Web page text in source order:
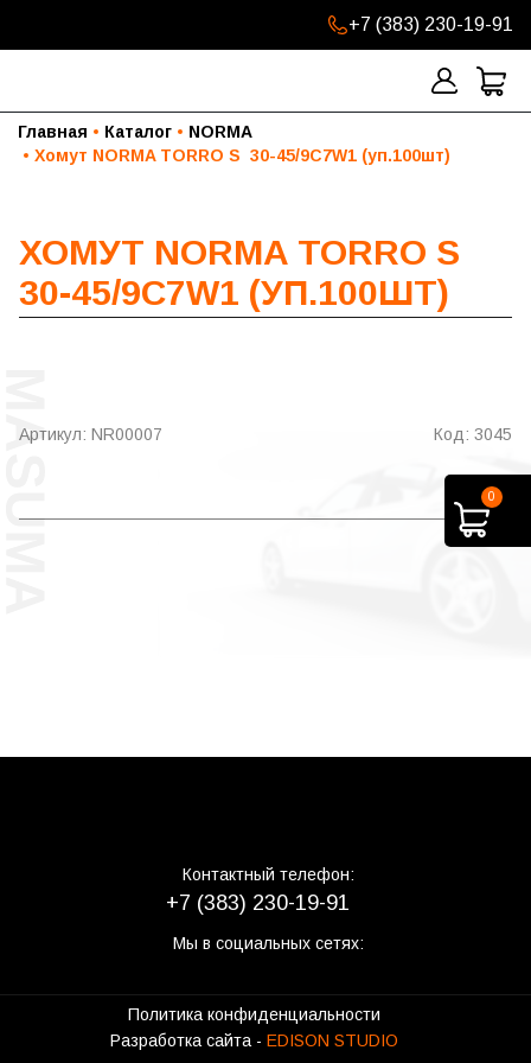
+7 (383) 230-19-91
Главная Каталог
NORMA
Хомут NORMA TORRO S  30-45/9C7W1 (уп.100шт)
ХОМУТ NORMA TORRO S
30-45/9C7W1 (УП.100ШТ)
Артикул: NR00007 Код: 3045
Мы в социальных сетях:
Контактный телефон:
+7 (383) 230-19-91
Политика конфиденциальности
Разработка сайта - EDISON STUDIO
0